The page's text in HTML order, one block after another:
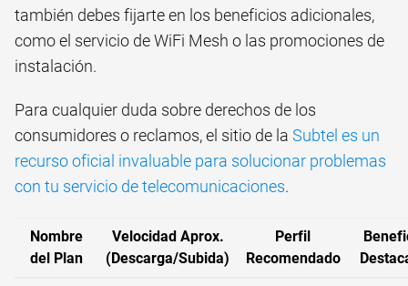
también debes fijarte en los beneficios adicionales,
como el servicio de WiFi Mesh o las promociones de
instalación.
Para cualquier duda sobre derechos de los
consumidores o reclamos, el sitio de la Subtel es un
recurso oficial invaluable para solucionar problemas
con tu servicio de telecomunicaciones.
Nombre
del Plan
Velocidad Aprox.
(Descarga/Subida)
Perfil
Recomendado